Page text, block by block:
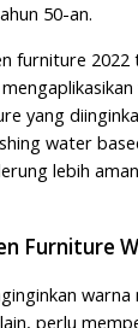
50-an.
furniture 2022
yang
water
lebih
Furniture
perlu